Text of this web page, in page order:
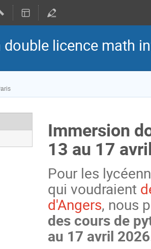
licence math
Immersion
13 au 17
Pour les
qui voudraient
d'Angers, nous
des cours de
au 17 avril